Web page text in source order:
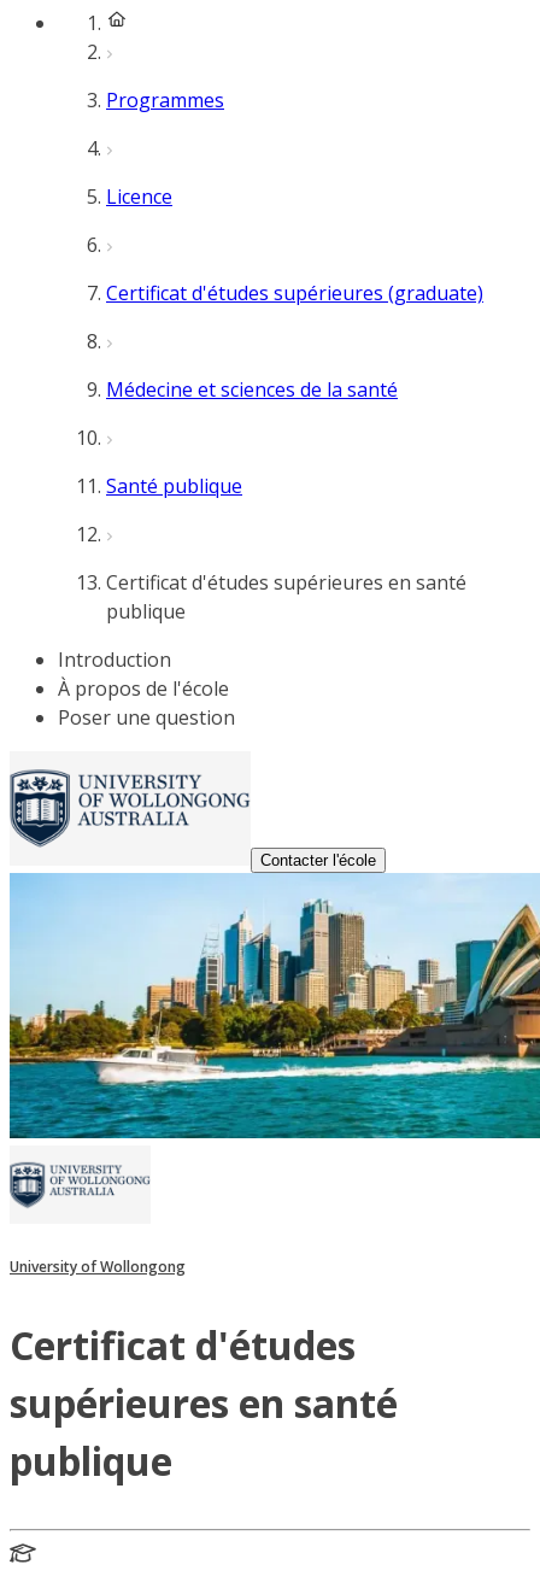
Programmes
Licence
Certificat d'études supérieures (graduate)
Médecine et sciences de la santé
Santé publique
Certificat d'études supérieures en santé
publique
Introduction
À propos de l'école
Poser une question
Contacter l'école
University of Wollongong
Certificat d'études
supérieures en santé
publique